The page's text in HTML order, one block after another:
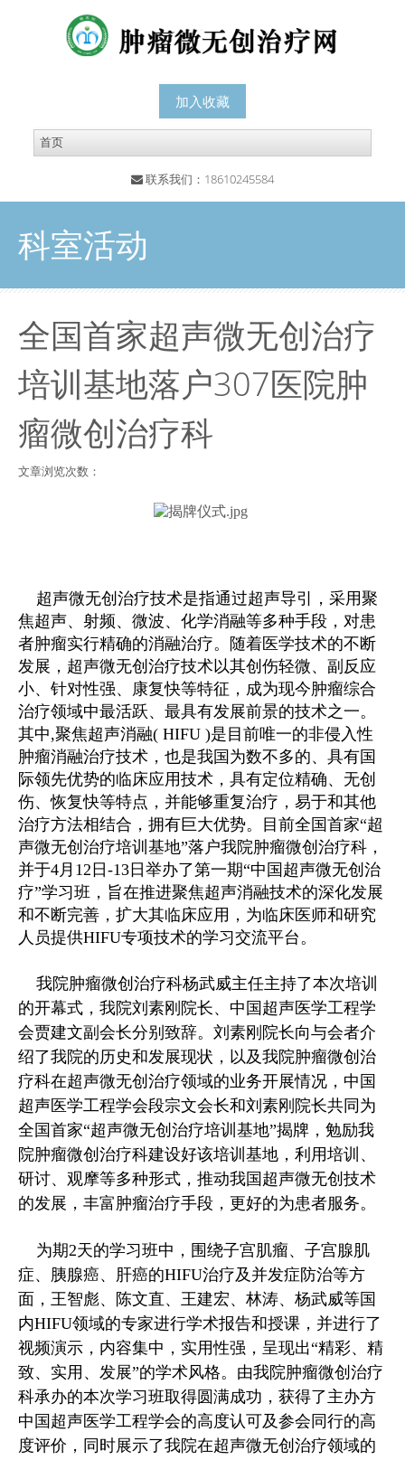
加入收藏
联系我们：18610245584
科室活动
全国首家超声微无创治疗
培训基地落户307医院肿
瘤微创治疗科
文章浏览次数：
超声微无创治疗技术是指通过超声导引，采用聚
焦超声、射频、微波、化学消融等多种手段，对患
者肿瘤实行精确的消融治疗。随着医学技术的不断
发展，超声微无创治疗技术以其创伤轻微、副反应
小、针对性强、康复快等特征，成为现今肿瘤综合
治疗领域中最活跃、最具有发展前景的技术之一。
其中,聚焦超声消融( HIFU )是目前唯一的非侵入性
肿瘤消融治疗技术，也是我国为数不多的、具有国
际领先优势的临床应用技术，具有定位精确、无创
伤、恢复快等特点，并能够重复治疗，易于和其他
治疗方法相结合，拥有巨大优势。目前全国首家“超
声微无创治疗培训基地”落户我院肿瘤微创治疗科，
并于4月12日-13日举办了第一期“中国超声微无创治
疗”学习班，旨在推进聚焦超声消融技术的深化发展
和不断完善，扩大其临床应用，为临床医师和研究
人员提供HIFU专项技术的学习交流平台。
我院肿瘤微创治疗科杨武威主任主持了本次培训
的开幕式，我院刘素刚院长、中国超声医学工程学
会贾建文副会长分别致辞。刘素刚院长向与会者介
绍了我院的历史和发展现状，以及我院肿瘤微创治
疗科在超声微无创治疗领域的业务开展情况，中国
超声医学工程学会段宗文会长和刘素刚院长共同为
全国首家“超声微无创治疗培训基地”揭牌，勉励我
院肿瘤微创治疗科建设好该培训基地，利用培训、
研讨、观摩等多种形式，推动我国超声微无创技术
的发展，丰富肿瘤治疗手段，更好的为患者服务。
为期2天的学习班中，围绕子宫肌瘤、子宫腺肌
症、胰腺癌、肝癌的HIFU治疗及并发症防治等方
面，王智彪、陈文直、王建宏、林涛、杨武威等国
内HIFU领域的专家进行学术报告和授课，并进行了
视频演示，内容集中，实用性强，呈现出“精彩、精
致、实用、发展”的学术风格。由我院肿瘤微创治疗
科承办的本次学习班取得圆满成功，获得了主办方
中国超声医学工程学会的高度认可及参会同行的高
度评价，同时展示了我院在超声微无创治疗领域的